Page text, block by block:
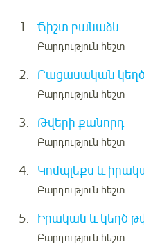
1. Ճիշտ բանաձև
Բարդություն հեշտ
2. Բացասական
Բարդություն հեշտ
3. Թվերի քանորդ
Բարդություն հեշտ
4. Կոմպլեքս և
Բարդություն հեշտ
5. Իրական և կեղծ
Բարդություն հեշտ